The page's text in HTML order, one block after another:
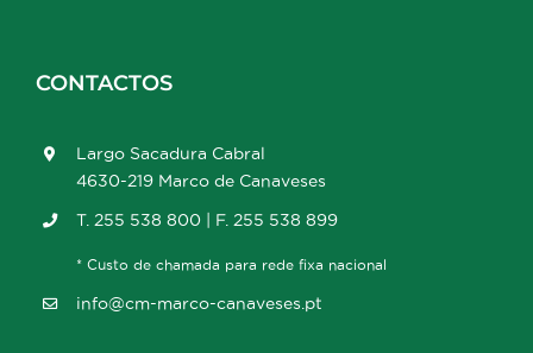
CONTACTOS
Largo Sacadura Cabral
4630-219 Marco de Canaveses
T. 255 538 800 | F. 255 538 899
* Custo de chamada para rede fixa nacional
info@cm-marco-canaveses.pt